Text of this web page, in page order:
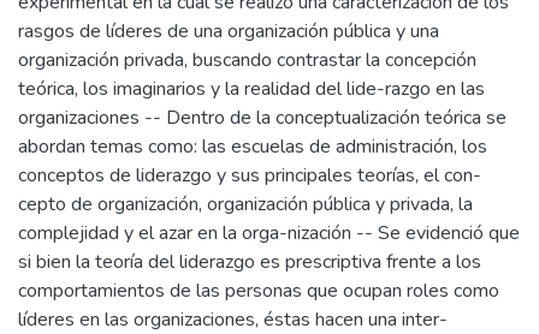
rasgos de líderes de una organización pública y una
organización privada, buscando contrastar la concepción
teórica, los imaginarios y la realidad del lide-razgo en las
organizaciones -- Dentro de la conceptualización teórica se
abordan temas como: las escuelas de administración, los
conceptos de liderazgo y sus principales teorías, el con-
cepto de organización, organización pública y privada, la
complejidad y el azar en la orga-nización -- Se evidenció que
si bien la teoría del liderazgo es prescriptiva frente a los
comportamientos de las personas que ocupan roles como
líderes en las organizaciones, éstas hacen una inter-